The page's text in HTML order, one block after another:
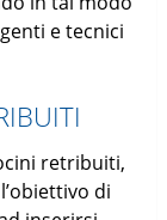
e tecnici
retribuiti,
di